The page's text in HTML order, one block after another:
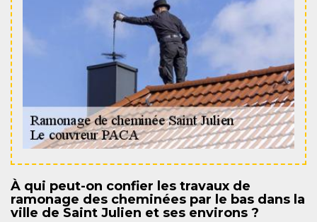
À qui peut-on confier les travaux de
ramonage des cheminées par le bas dans la
ville de Saint Julien et ses environs ?